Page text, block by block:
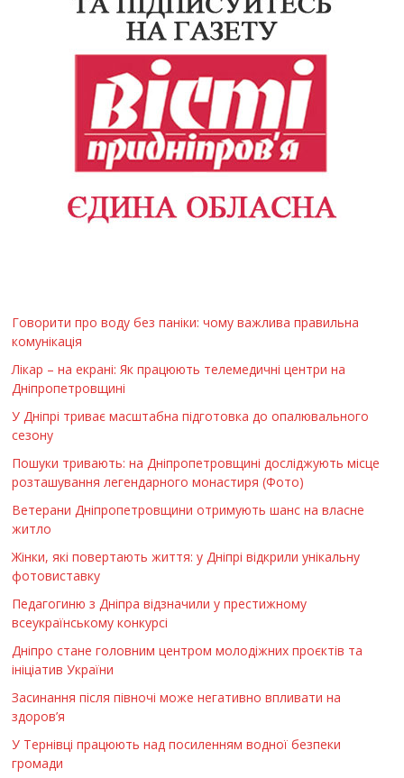
Говорити про воду без паніки: чому важлива правильна
комунікація
Лікар – на екрані: Як працюють телемедичні центри на
Дніпропетровщині
У Дніпрі триває масштабна підготовка до опалювального
сезону
Пошуки тривають: на Дніпропетровщині досліджують місце
розташування легендарного монастиря (Фото)
Ветерани Дніпропетровщини отримують шанс на власне
житло
Жінки, які повертають життя: у Дніпрі відкрили унікальну
фотовиставку
Педагогиню з Дніпра відзначили у престижному
всеукраїнському конкурсі
Дніпро стане головним центром молодіжних проєктів та
ініціатив України
Засинання після півночі може негативно впливати на
здоров’я
У Тернівці працюють над посиленням водної безпеки
громади